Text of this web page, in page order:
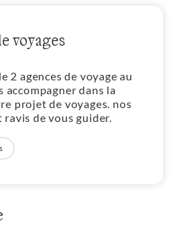
voyages
2 agences de voyage au
accompagner dans la
projet de voyages. nos
de vous guider.